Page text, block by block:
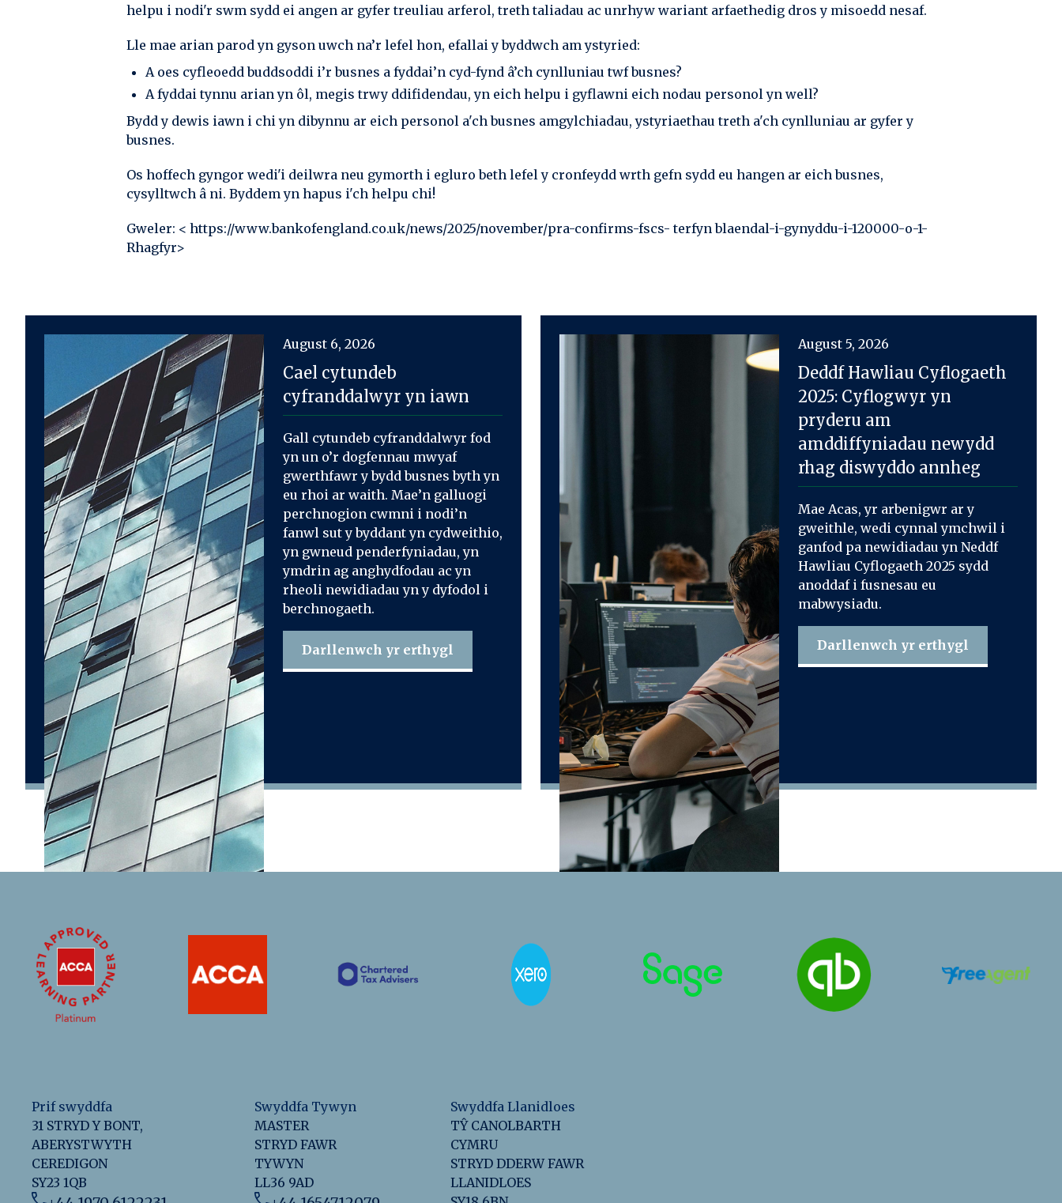
helpu i nodi'r swm sydd ei angen ar gyfer treuliau arferol, treth taliadau ac unrhyw wariant arfaethedig dros y misoedd nesaf.
Lle mae arian parod yn gyson uwch na’r lefel hon, efallai y byddwch am ystyried:
A oes cyfleoedd buddsoddi i’r busnes a fyddai’n cyd-fynd â’ch cynlluniau twf busnes?
A fyddai tynnu arian yn ôl, megis trwy ddifidendau, yn eich helpu i gyflawni eich nodau personol yn well?
Bydd y dewis iawn i chi yn dibynnu ar eich personol a'ch busnes amgylchiadau, ystyriaethau treth a'ch cynlluniau ar gyfer y
busnes.
Os hoffech gyngor wedi'i deilwra neu gymorth i egluro beth lefel y cronfeydd wrth gefn sydd eu hangen ar eich busnes,
cysylltwch â ni. Byddem yn hapus i'ch helpu chi!
Gweler: < https://www.bankofengland.co.uk/news/2025/november/pra-confirms-fscs- terfyn blaendal-i-gynyddu-i-120000-o-1-
Rhagfyr>
August 6, 2026
Cael cytundeb
cyfranddalwyr yn iawn
Gall cytundeb cyfranddalwyr fod
yn un o’r dogfennau mwyaf
gwerthfawr y bydd busnes byth yn
eu rhoi ar waith. Mae’n galluogi
perchnogion cwmni i nodi’n
fanwl sut y byddant yn cydweithio,
yn gwneud penderfyniadau, yn
ymdrin ag anghydfodau ac yn
rheoli newidiadau yn y dyfodol i
berchnogaeth.
Darllenwch yr erthygl
August 5, 2026
Deddf Hawliau Cyflogaeth
2025: Cyflogwyr yn
pryderu am
amddiffyniadau newydd
rhag diswyddo annheg
Mae Acas, yr arbenigwr ar y
gweithle, wedi cynnal ymchwil i
ganfod pa newidiadau yn Neddf
Hawliau Cyflogaeth 2025 sydd
anoddaf i fusnesau eu
mabwysiadu.
Darllenwch yr erthygl
Prif swyddfa
31 STRYD Y BONT,
ABERYSTWYTH
CEREDIGON
SY23 1QB
Swyddfa Tywyn
MASTER
STRYD FAWR
TYWYN
LL36 9AD
Swyddfa Llanidloes
TŶ CANOLBARTH
CYMRU
STRYD DDERW FAWR
LLANIDLOES